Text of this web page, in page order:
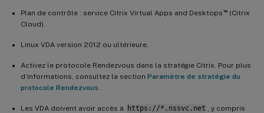
Plan de contrôle : service Citrix Virtual Apps and Desktops ™(Citrix
Cloud).
Linux VDA version 2012 ou ultérieure.
Activez le protocole Rendezvous dans la stratégie Citrix. Pour plus
d’informations, consultez la section Paramètre de stratégie du
protocole Rendezvous
Les VDA doivent avoir accès à https://*.nssvc.net
, y compris